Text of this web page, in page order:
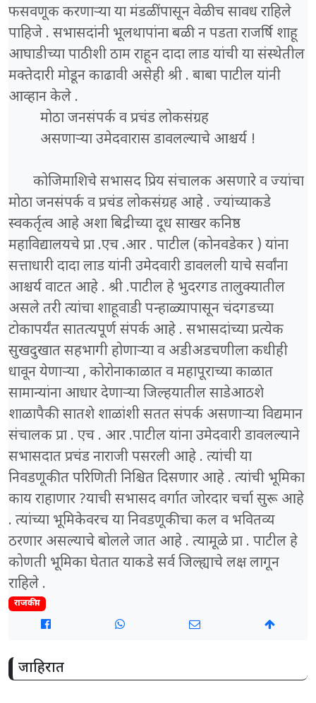
फसवणूक करणाऱ्या या मंडळींपासून वेळीच सावध राहिले
पाहिजे . सभासदांनी भूलथापांना बळी न पडता राजर्षि शाहू
आघाडीच्या पाठीशी ठाम राहून दादा लाड यांची या संस्थेतील
मक्तेदारी मोडून काढावी असेही श्री . बाबा पाटील यांनी
आव्हान केले .
मोठा जनसंपर्क व प्रचंड लोकसंग्रह
असणाऱ्या उमेदवारास डावलल्याचे आश्चर्य !
कोजिमाशिचे सभासद प्रिय संचालक असणारे व ज्यांचा
मोठा जनसंपर्क व प्रचंड लोकसंग्रह आहे . ज्यांच्याकडे
स्वकर्तृत्व आहे अशा बिद्रीच्या दूध साखर कनिष्ठ
महाविद्यालयचे प्रा .एच .आर . पाटील (कोनवडेकर ) यांना
सत्ताधारी दादा लाड यांनी उमेदवारी डावलली याचे सर्वांना
आश्चर्य वाटत आहे . श्री .पाटील हे भुदरगड तालुक्यातील
असले तरी त्यांचा शाहूवाडी पन्हाळ्यापासून चंदगडच्या
टोकापर्यंत सातत्यपूर्ण संपर्क आहे . सभासदांच्या प्रत्येक
सुखदुखात सहभागी होणाऱ्या व अडीअडचणीला कधीही
धावून येणाऱ्या , कोरोनाकाळात व महापूराच्या काळात
सामान्यांना आधार देणाऱ्या जिल्हयातील साडेआठशे
शाळापैकी सातशे शाळांशी सतत संपर्क असणाऱ्या विद्यमान
संचालक प्रा . एच . आर .पाटील यांना उमेदवारी डावलल्याने
सभासदात प्रचंड नाराजी पसरली आहे . त्यांची या
निवडणूकीत परिणिती निश्चित दिसणार आहे . त्यांची भूमिका
काय राहाणार ?याची सभासद वर्गात जोरदार चर्चा सुरू आहे
. त्यांच्या भूमिकेवरच या निवडणूकीचा कल व भवितव्य
ठरणार असल्याचे बोलले जात आहे . त्यामूळे प्रा . पाटील हे
कोणती भूमिका घेतात याकडे सर्व जिल्ह्याचे लक्ष लागून
राहिले .
राजकीय
जाहिरात